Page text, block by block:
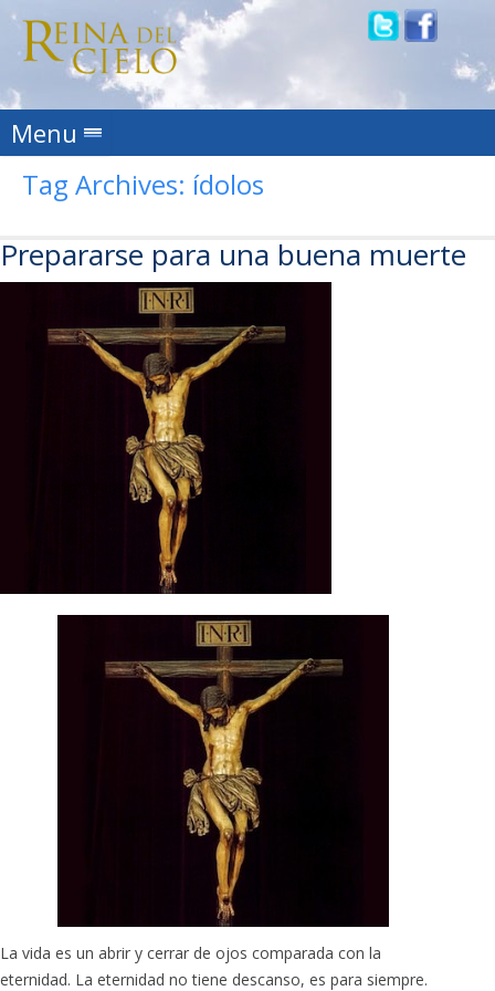
Menu Skip to content
Tag Archives: ídolos
Prepararse para una buena muerte
La vida es un abrir y cerrar de ojos comparada con la
eternidad. La eternidad no tiene descanso, es para siempre.